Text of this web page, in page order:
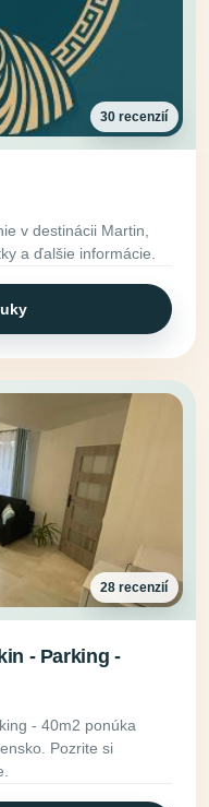
30 recenzií
v destinácii Martin,
a ďalšie informácie.
28 recenzií
- Parking -
- 40m2 ponúka
Pozrite si